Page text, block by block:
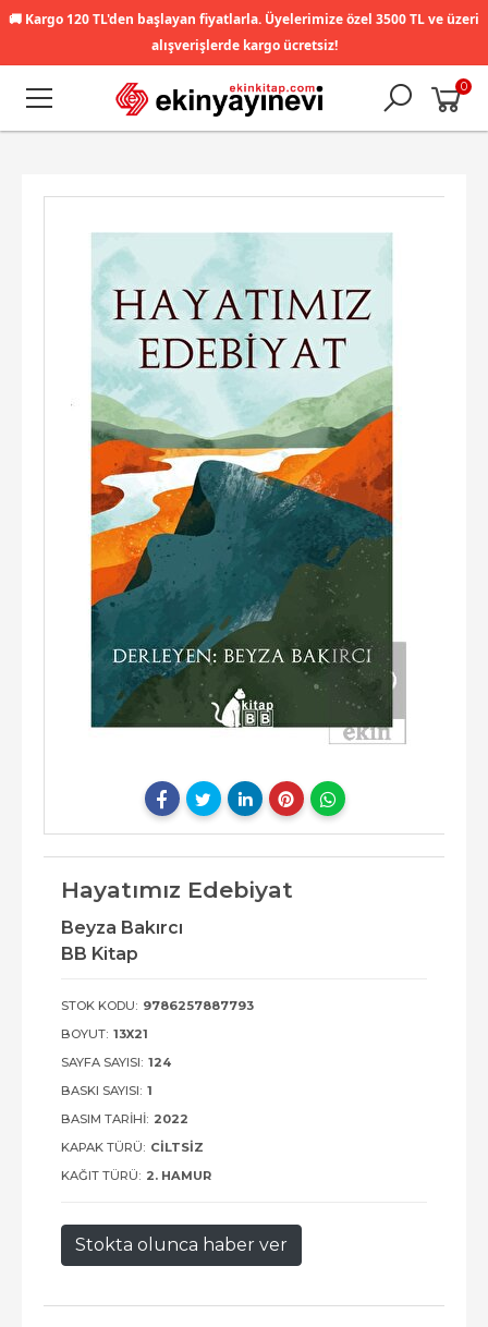
🚚 Kargo 120 TL'den başlayan fiyatlarla. Üyelerimize özel 3500 TL ve üzeri
alışverişlerde kargo ücretsiz!
0
Hayatımız Edebiyat
Beyza Bakırcı
BB Kitap
STOK KODU: 9786257887793
BOYUT: 13X21
SAYFA SAYISI: 124
BASKI SAYISI: 1
BASIM TARIHI: 2022
KAPAK TÜRÜ: CILTSIZ
KAĞIT TÜRÜ: 2. HAMUR
Stokta olunca haber ver